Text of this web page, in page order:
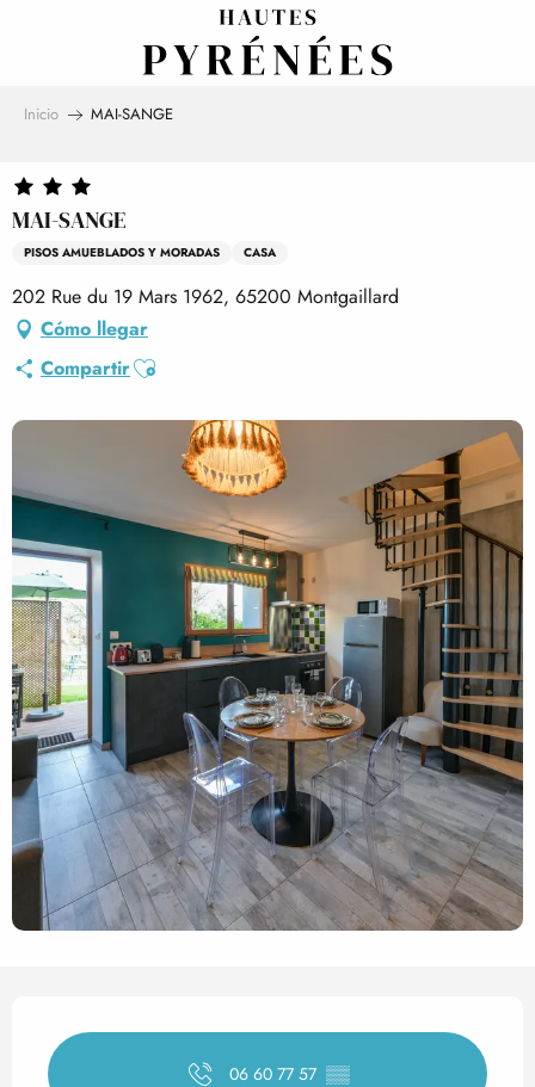
Inicio MAI-SANGE
MAI-SANGE
PISOS AMUEBLADOS Y MORADAS CASA
202 Rue du 19 Mars 1962, 65200 Montgaillard
Cómo llegar
CompartirAjouter aux favoris
Horarios y datos de
06 60 77 57 ▒▒